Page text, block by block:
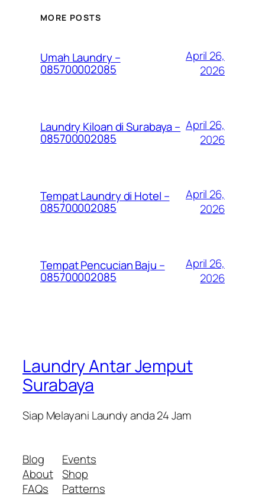
MORE POSTS
Umah Laundry –
085700002085
April 26,
2026
Laundry Kiloan di Surabaya –
085700002085
April 26,
2026
Tempat Laundry di Hotel –
085700002085
April 26,
2026
Tempat Pencucian Baju –
085700002085
April 26,
2026
Laundry Antar Jemput
Surabaya
Siap Melayani Laundy anda 24 Jam
Blog
About
FAQs
Events
Shop
Patterns